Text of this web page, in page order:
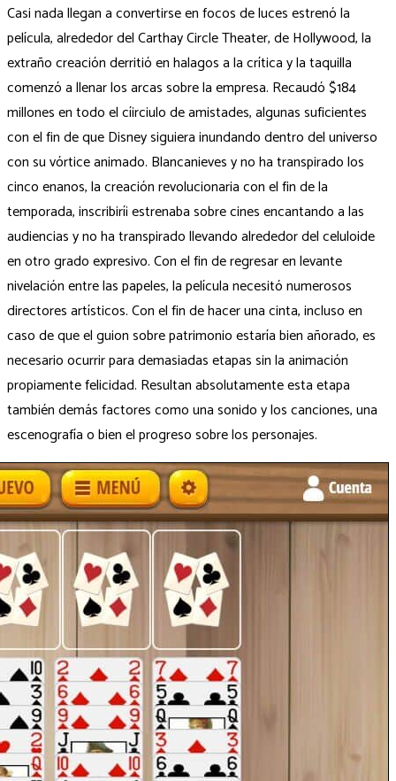
Casi nada llegan a convertirse en focos de luces estrenó la
película, alrededor del Carthay Circle Theater, de Hollywood, la
extraño creación derritió en halagos a la crítica y la taquilla
comenzó a llenar los arcas sobre la empresa. Recaudó $184
millones en todo el cí­irciulo de amistades, algunas suficientes
con el fin de que Disney siguiera inundando dentro del universo
con su vórtice animado. Blancanieves y no ha transpirado los
cinco enanos, la creación revolucionaria con el fin de la
temporada, inscribirí¡ estrenaba sobre cines encantando a las
audiencias y no ha transpirado llevando alrededor del celuloide
en otro grado expresivo. Con el fin de regresar en levante
nivelación entre las papeles, la película necesitó numerosos
directores artísticos. Con el fin de hacer una cinta, incluso en
caso de que el guion sobre patrimonio estaría bien añorado, es
necesario ocurrir para demasiadas etapas sin la animación
propiamente felicidad. Resultan absolutamente esta etapa
también demás factores como una sonido y los canciones, una
escenografía o bien el progreso sobre los personajes.